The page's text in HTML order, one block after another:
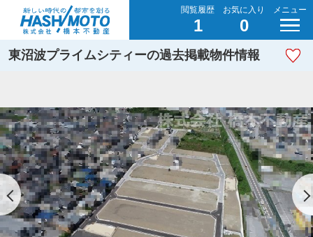
閲覧履歴
1
お気に入り
0
メニュー
東沼波プライムシティーの過去掲載物件情報